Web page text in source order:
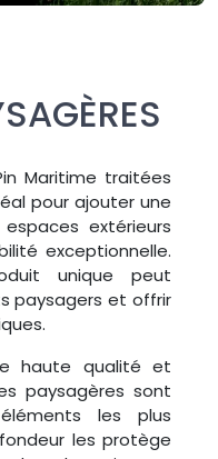
Maritime traitées
pour ajouter une
extérieurs
exceptionnelle.
unique peut
paysagers et offrir
haute qualité et
paysagères sont
les plus
les protège